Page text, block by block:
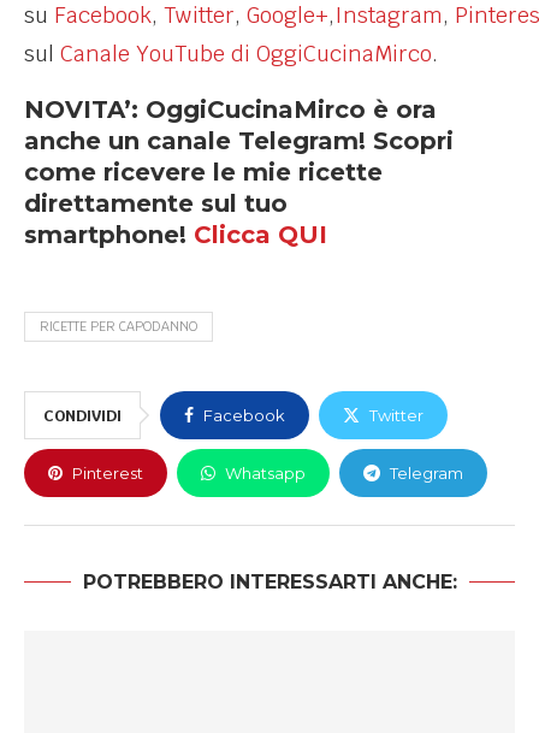
su Facebook, Twitter, Google+,Instagram,
sul Canale YouTube di OggiCucinaMirco.
NOVITA’: OggiCucinaMirco è ora
anche un canale Telegram! Scopri
come ricevere le mie ricette
direttamente sul tuo
smartphone! Clicca QUI
RICETTE PER CAPODANNO
CONDIVIDI Facebook Twitter
Pinterest Whatsapp Telegram
POTREBBERO INTERESSARTI ANCHE: